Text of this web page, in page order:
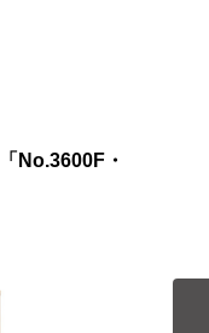
No.3600F・